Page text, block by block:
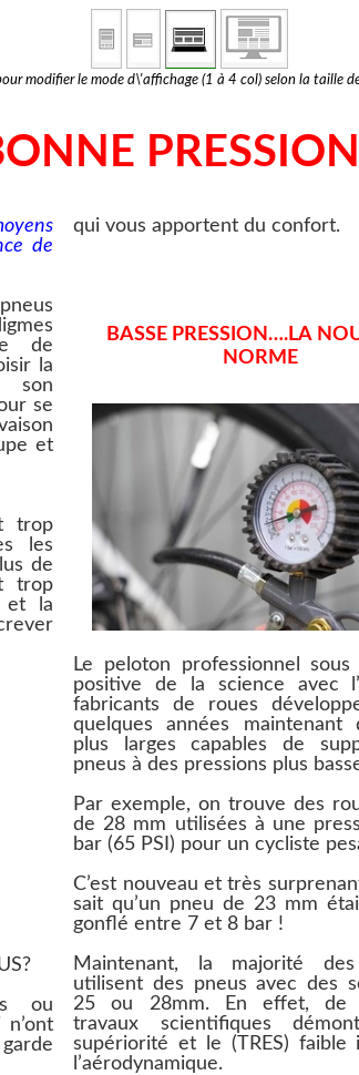
modifier le mode d\'affichage (1 à 4 col) selon la taille
de
de
la
son
se
et
trop
les
de
trop
et la
ou
qui vous apportent du confort.
BASSE PRESSION….LA
NORME
Le peloton professionnel sous
positive de la science avec
fabricants de roues
quelques années maintenant
plus larges capables de
pneus à des pressions plus
Par exemple, on trouve des
de 28 mm utilisées à une
bar (65 PSI) pour un cycliste
C’est nouveau et très
sait qu’un pneu de 23 mm
gonﬂé entre 7 et 8 bar !
Maintenant, la majorité
utilisent des pneus avec des
25 ou 28mm. En effet, de
travaux scientiﬁques
supériorité et le (TRES) faible
l’aérodynamique.